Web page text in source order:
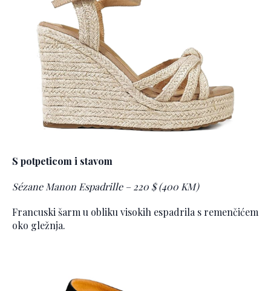
S potpeticom i stavom
Sézane Manon Espadrille – 220 $ (400 KM)
Francuski šarm u obliku visokih espadrila s remenčićem
oko gležnja.